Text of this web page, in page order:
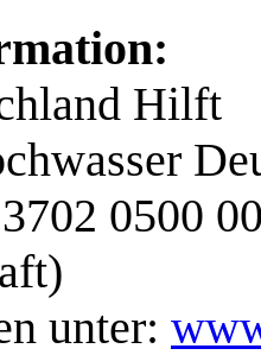
Hilft
0500
unter: